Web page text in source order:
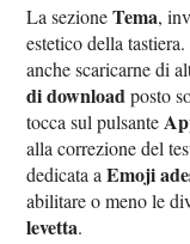
La sezioneTema,
estetico della
anche scaricarne di
di downloadposto
tocca sul pulsante
alla correzione del
dedicata aEmoji
abilitare o meno le
levetta.